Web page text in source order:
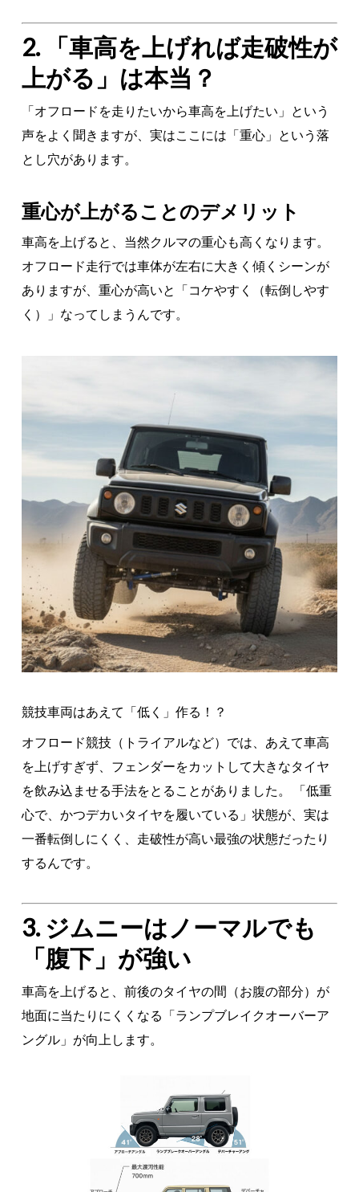
2. 「車高を上げれば走破性が
上がる」は本当？
「オフロードを走りたいから車高を上げたい」という
声をよく聞きますが、実はここには「重心」という落
とし穴があります。
重心が上がることのデメリット
車高を上げると、当然クルマの重心も高くなります。
オフロード走行では車体が左右に大きく傾くシーンが
ありますが、重心が高いと「コケやすく（転倒しやす
く）」なってしまうんです。
競技車両はあえて「低く」作る！？
オフロード競技（トライアルなど）では、あえて車高
を上げすぎず、フェンダーをカットして大きなタイヤ
を飲み込ませる手法をとることがありました。 「低重
心で、かつデカいタイヤを履いている」状態が、実は
一番転倒しにくく、走破性が高い最強の状態だったり
するんです。
3. ジムニーはノーマルでも
「腹下」が強い
車高を上げると、前後のタイヤの間（お腹の部分）が
地面に当たりにくくなる「ランプブレイクオーバーア
ングル」が向上します。